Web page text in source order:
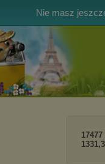
Nie masz
17477